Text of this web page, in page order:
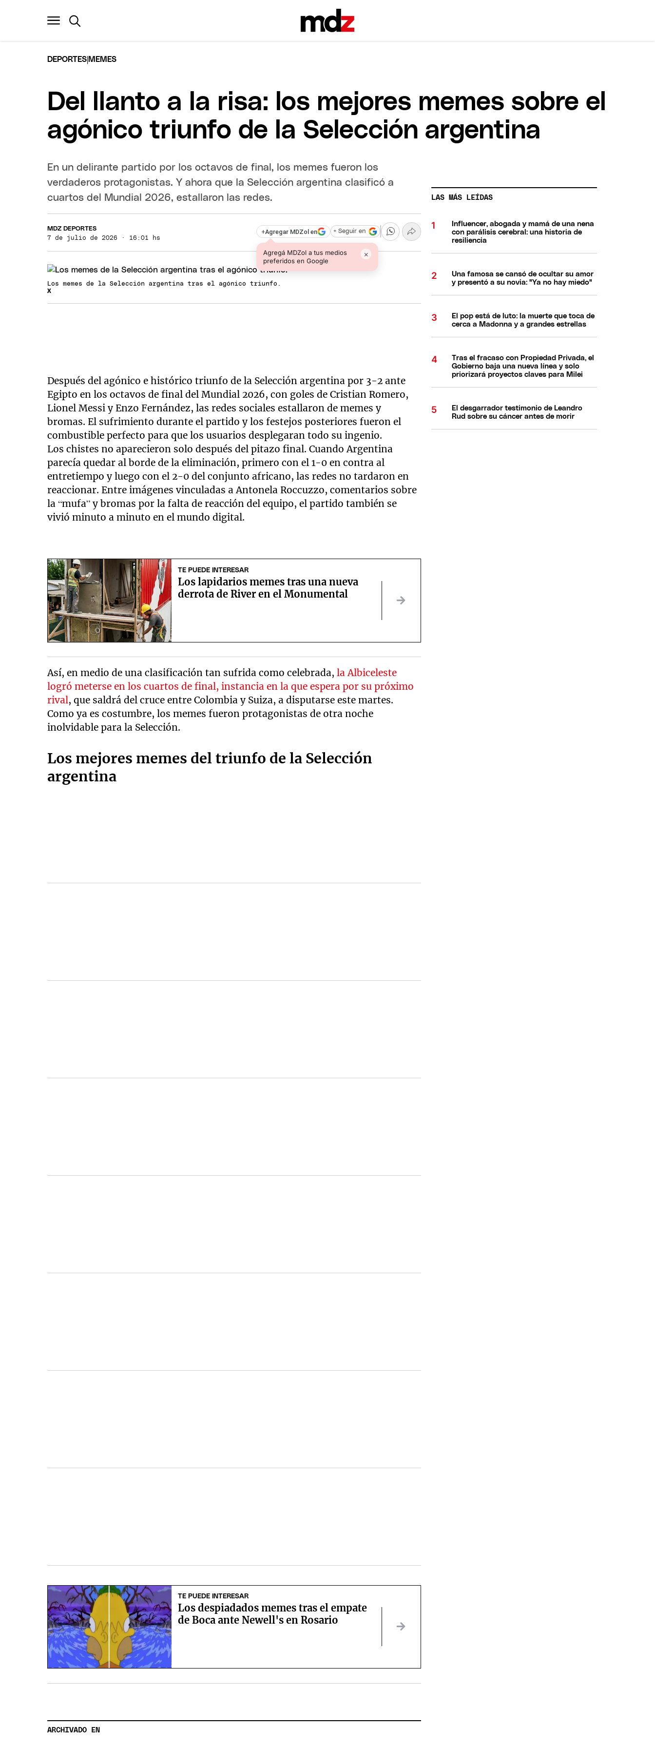
DEPORTES MEMES
Del llanto a la risa: los mejores memes sobre el
agónico triunfo de la Selección argentina
En un delirante partido por los octavos de final, los memes fueron los
verdaderos protagonistas. Y ahora que la Selección argentina clasificó a
cuartos del Mundial 2026, estallaron las redes.
MDZ DEPORTES
7 de julio de 2026 · 16:01 hs
+Agregar MDZol en
Agregá MDZol a tus medios
preferidos en Google
×
+ Seguir en
Los memes de la Selección argentina tras el agónico triunfo.
X
Después del agónico e histórico triunfo de la Selección argentina por 3-2 ante
Egipto en los octavos de final del Mundial 2026, con goles de Cristian Romero,
Lionel Messi y Enzo Fernández, las redes sociales estallaron de memes y
bromas. El sufrimiento durante el partido y los festejos posteriores fueron el
combustible perfecto para que los usuarios desplegaran todo su ingenio.
Los chistes no aparecieron solo después del pitazo final. Cuando Argentina
parecía quedar al borde de la eliminación, primero con el 1-0 en contra al
entretiempo y luego con el 2-0 del conjunto africano, las redes no tardaron en
reaccionar. Entre imágenes vinculadas a Antonela Roccuzzo, comentarios sobre
la “mufa” y bromas por la falta de reacción del equipo, el partido también se
vivió minuto a minuto en el mundo digital.
TE PUEDE INTERESAR
Los lapidarios memes tras una nueva
derrota de River en el Monumental
Así, en medio de una clasificación tan sufrida como celebrada,la Albiceleste
logró meterse en los cuartos de final, instancia en la que espera por su próximo
rival, que saldrá del cruce entre Colombia y Suiza, a disputarse este martes.
Como ya es costumbre, los memes fueron protagonistas de otra noche
inolvidable para la Selección.
Los mejores memes del triunfo de la Selección
argentina
TE PUEDE INTERESAR
Los despiadados memes tras el empate
de Boca ante Newell's en Rosario
ARCHIVADO EN
LAS MÁS LEÍDAS
Influencer, abogada y mamá de una nena
con parálisis cerebral: una historia de
resiliencia
Una famosa se cansó de ocultar su amor
y presentó a su novia: "Ya no hay miedo"
El pop está de luto: la muerte que toca de
cerca a Madonna y a grandes estrellas
Tras el fracaso con Propiedad Privada, el
Gobierno baja una nueva línea y solo
priorizará proyectos claves para Milei
El desgarrador testimonio de Leandro
Rud sobre su cáncer antes de morir